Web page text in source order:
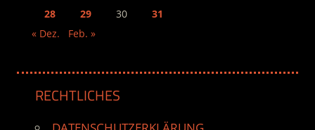
28
29 30
31
« Dez.
Feb. »
RECHTLICHES